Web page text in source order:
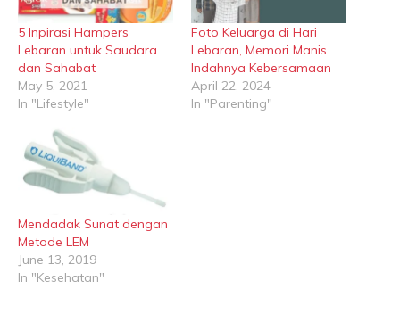
5 Inpirasi Hampers
Lebaran untuk Saudara
dan Sahabat
May 5, 2021
In "Lifestyle"
Foto Keluarga di Hari
Lebaran, Memori Manis
Indahnya Kebersamaan
April 22, 2024
In "Parenting"
Mendadak Sunat dengan
Metode LEM
June 13, 2019
In "Kesehatan"